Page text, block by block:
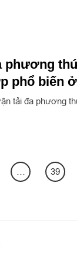
phương
phổ biến
tải đa phương
39